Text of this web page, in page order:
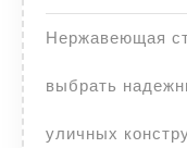
Нержавеющая
выбрать
уличных